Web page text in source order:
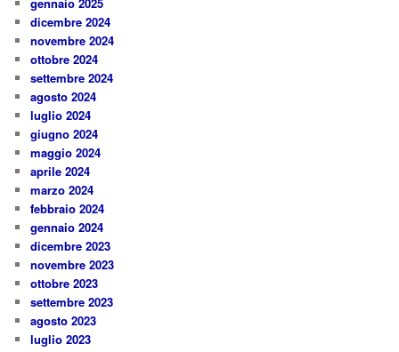
gennaio 2025
dicembre 2024
novembre 2024
ottobre 2024
settembre 2024
agosto 2024
luglio 2024
giugno 2024
maggio 2024
aprile 2024
marzo 2024
febbraio 2024
gennaio 2024
dicembre 2023
novembre 2023
ottobre 2023
settembre 2023
agosto 2023
luglio 2023